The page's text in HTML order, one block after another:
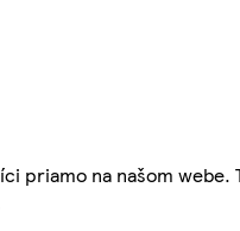
priamo na našom webe.